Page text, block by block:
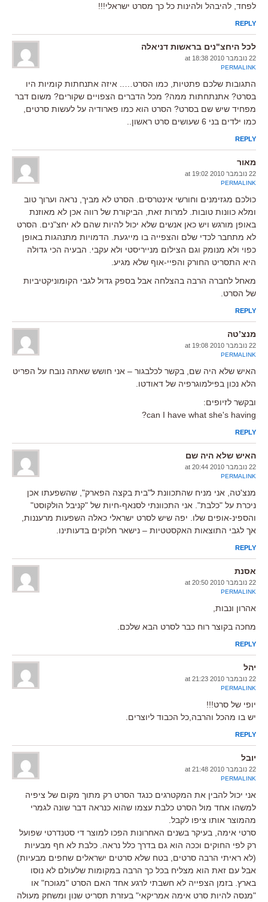
לפחד, להיבהל ולהינות כל כך מסרט ישראלי!!!
REPLY
לכל היחצ"נים בראשות דניאלה
22 נובמבר 2010 at 18:38
PERMALINK
התגובות שלכם פתטיות, כמו הסרט….. איזה אתנחתות קומיות היו
בסרט? אתנתחתות ממה? מכל הדברים הצפויים שקורים? משום דבר
מפחיד שיש שם בסרט? הסרט הוא כמו פארודיה על לעשות סרטים,
כמו ילדים בני 6 שעושים סרט ראשון..
REPLY
מאור
22 נובמבר 2010 at 19:02
PERMALINK
כולכם מגזימנים וחורשי אינטרסים. הסרט לא מביך, נראה וערוך טוב
ומלא כוונות טובות. למרות זאת, הביקורת של רווה אכן לא מאוזנת
באופן מורגש ויש כאן אנשים שלא יכול להיות שהם לא יחצ"נים. הסרט
לא מתחבר לכדי שלם והצפייה בו מייגעת. הדמויות מתנהגות באופן
כפוי ולא מנומק וגם הצילום מנייריסטי ולא עקבי. הבעיה הכי גדולה
היא התסריט החורק והפיי-אוף שלא מגיע.
מאחל לחברה הרבה בהצלחה אבל בספק גדול לגבי הקומוניקטיביות
של הסרט.
REPLY
מנצ’טה
22 נובמבר 2010 at 19:08
PERMALINK
האיש שלא היה שם, בקשר לכלבגור – אני חושש שאתה נובח על הפריט
הלא נכון בפילמוגרפיה של דאודטו.
ובקשר לזיופים:
can I have what she's having?
REPLY
האיש שלא היה שם
22 נובמבר 2010 at 20:44
PERMALINK
מנצ'טה, אני מניח שהתכוונת ל"בית בקצה הפארק", שהשפעתו אכן
ניכרת על "כלבת". אני התכוונתי לסנאף-חיות של "קניבל הולקוסט"
והספינ-אופים שלו. יפה שיש לסרט ישראלי כאלה השפעות מרעננות,
אך לגבי התוצאות האקסטטיות – נישאר חלוקים בדעותינו.
REPLY
אסנת
22 נובמבר 2010 at 20:50
PERMALINK
אהרון ונבות,
מחכה בקוצר רוח כבר לסרט הבא שלכם.
REPLY
יהל
22 נובמבר 2010 at 21:23
PERMALINK
יופי של סרט!!!
יש בו מהכל והרבה,כל הכבוד ליוצרים.
REPLY
יובל
22 נובמבר 2010 at 21:48
PERMALINK
אני יכול להבין את המקטרגים כנגד הסרט רק מתוך מקום של ציפיה
למשהו אחד מול הסרט כלבת עצמו שהוא כנראה דבר שונה לגמרי
מהמוצר אותו ציפו לקבל.
סרטי אימה, בעיקר בשנים האחרונות הפכו למוצר די סטנדרטי שפועל
רק לפי החוקים וככה הוא גם בדרך כלל נראה. כלבת לא חף מבעיות
(לא ראיתי הרבה סרטים, בטח שלא סרטים ישראלים שחפים מבעיות)
אבל עם זאת הוא מצליח בכל כך הרבה במקומות שלעולם לא נוסו
בארץ. בזמן הצפייה לא חשבתי לרגע אחד האם הסרט "מגוכח" או
"מנסה להיות סרט אימה אמריקאי" בעזרת תסריט שנון ומשחק מעולה